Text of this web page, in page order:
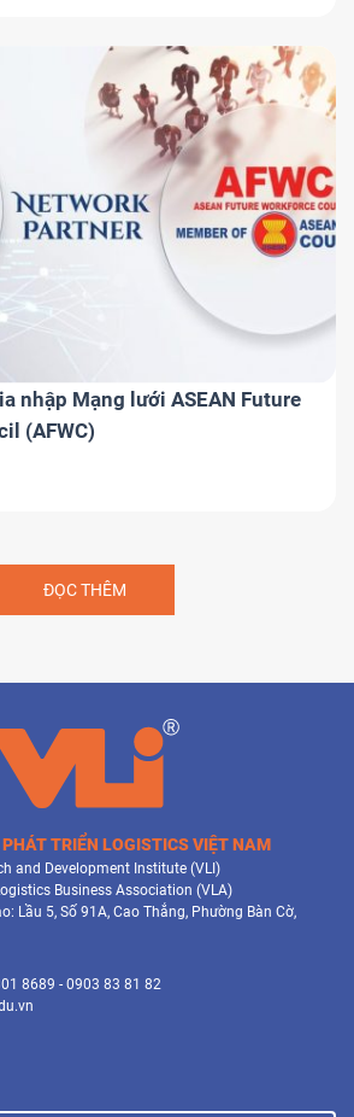
nhập Mạng lưới ASEAN Future
(AFWC)
ĐỌC THÊM
TRIỂN LOGISTICS VIỆT NAM
and Development Institute (VLI)
Business Association (VLA)
Lầu 5, Số 91A, Cao Thắng, Phường Bàn Cờ,
8689 - 0903 83 81 82